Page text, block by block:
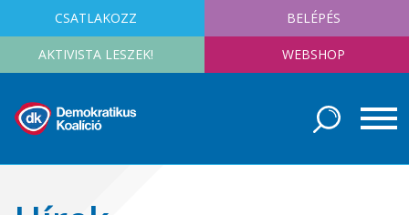
CSATLAKOZZ BELÉPÉS
AKTIVISTA LESZEK! WEBSHOP